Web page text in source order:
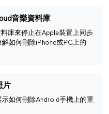
音樂資料庫
庫來停止在Apple裝置上同步
如何刪除iPhone或PC上的
片
如何刪除Android手機上的重